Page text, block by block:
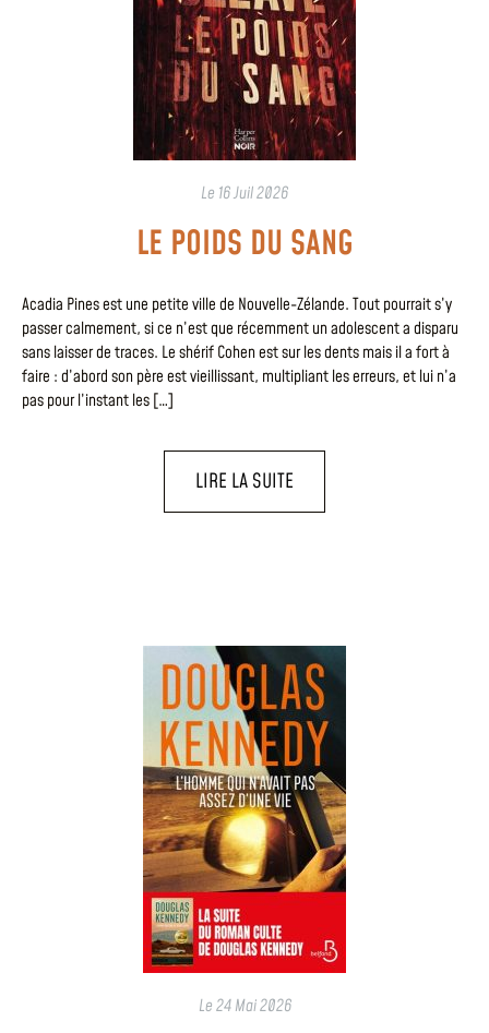
Le 16 Juil 2026
LE POIDS DU SANG
Acadia Pines est une petite ville de Nouvelle-Zélande. Tout pourrait s’y
passer calmement, si ce n’est que récemment un adolescent a disparu
sans laisser de traces. Le shérif Cohen est sur les dents mais il a fort à
faire : d’abord son père est vieillissant, multipliant les erreurs, et lui n’a
pas pour l’instant les […]
LIRE LA SUITE
Le24 Mai 2026